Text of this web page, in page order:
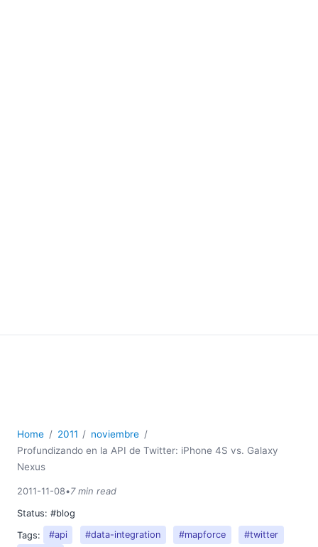
Home 2011
noviembre
Profundizando en la API de Twitter: iPhone 4S vs. Galaxy
Nexus
2011-11-08•7 min read
Status: #blog
Tags:
#api #data-integration #mapforce #twitter